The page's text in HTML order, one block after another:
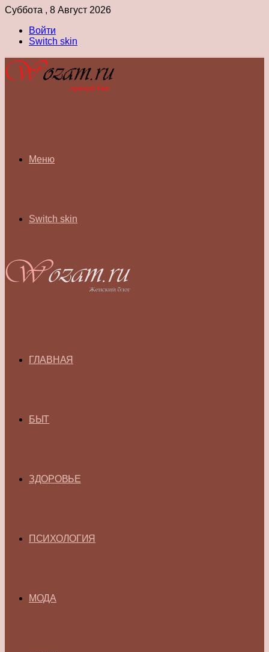
Суббота , 8 Август 2026
Войти
Switch skin
Меню
Switch skin
ГЛАВНАЯ
БЫТ
ЗДОРОВЬЕ
ПСИХОЛОГИЯ
МОДА